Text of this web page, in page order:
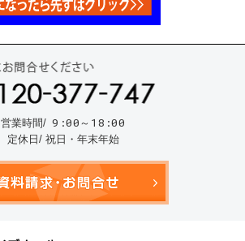
営業時間/ 9:00～18:00
定休日/ 祝日・年末年始